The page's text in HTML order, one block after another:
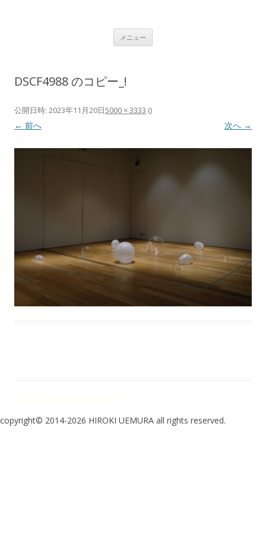
メニュー
DSCF4988 のコピー_!
公開日時: 2023年11月20日5000 × 3333 ()
← 前へ 次へ →
copyright© 2014-2026 HIROKI UEMURA all rights reserved.